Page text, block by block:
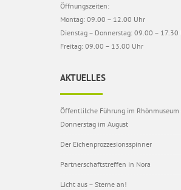
Öffnungszeiten:
Montag: 09.00 – 12.00 Uhr
Dienstag – Donnerstag: 09.00 – 17.30
Freitag: 09.00 – 13.00 Uhr
AKTUELLES
Öffentlilche Führung im Rhönmuseum
Donnerstag im August
Der Eichenprozzesionsspinner
Partnerschaftstreffen in Nora
Licht aus – Sterne an!